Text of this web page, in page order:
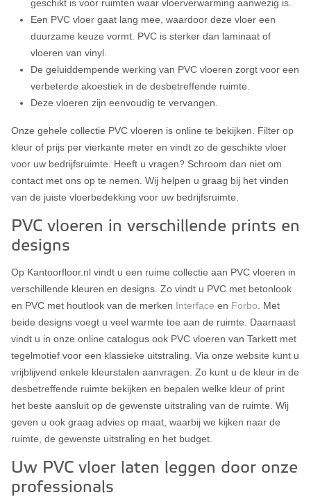
geschikt is voor ruimten waar vloerverwarming aanwezig is.
Een PVC vloer gaat lang mee, waardoor deze vloer een
duurzame keuze vormt. PVC is sterker dan laminaat of
vloeren van vinyl.
De geluiddempende werking van PVC vloeren zorgt voor een
verbeterde akoestiek in de desbetreffende ruimte.
Deze vloeren zijn eenvoudig te vervangen.
Onze gehele collectie PVC vloeren is online te bekijken. Filter op
kleur of prijs per vierkante meter en vindt zo de geschikte vloer
voor uw bedrijfsruimte. Heeft u vragen? Schroom dan niet om
contact met ons op te nemen. Wij helpen u graag bij het vinden
van de juiste vloerbedekking voor uw bedrijfsruimte.
PVC vloeren in verschillende prints en
designs
Op Kantoorfloor.nl vindt u een ruime collectie aan PVC vloeren in
verschillende kleuren en designs. Zo vindt u PVC met betonlook
en PVC met houtlook van de merken Interface en Forbo . Met
beide designs voegt u veel warmte toe aan de ruimte. Daarnaast
vindt u in onze online catalogus ook PVC vloeren van Tarkett met
tegelmotief voor een klassieke uitstraling. Via onze website kunt u
vrijblijvend enkele kleurstalen aanvragen. Zo kunt u de kleur in de
desbetreffende ruimte bekijken en bepalen welke kleur of print
het beste aansluit op de gewenste uitstraling van de ruimte. Wij
geven u ook graag advies op maat, waarbij we kijken naar de
ruimte, de gewenste uitstraling en het budget.
Uw PVC vloer laten leggen door onze
professionals